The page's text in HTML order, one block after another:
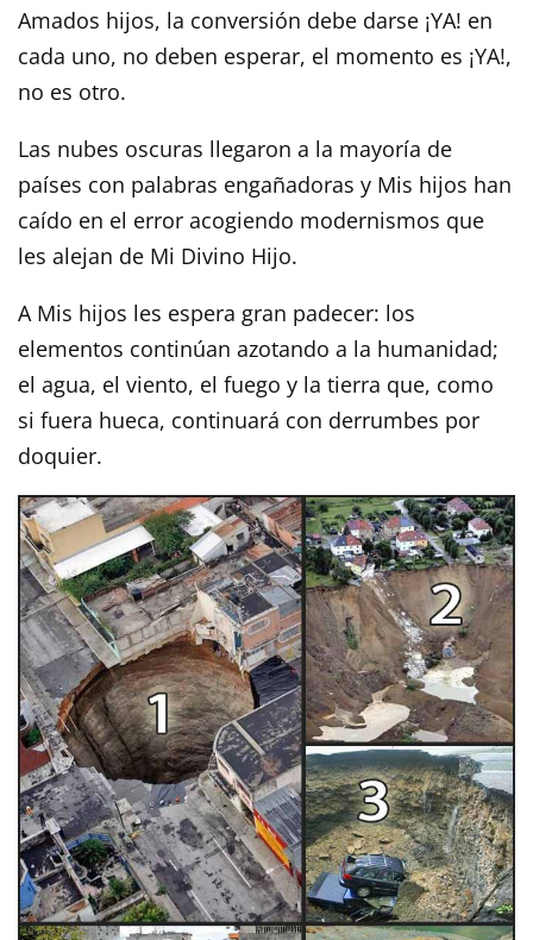
Amados hijos, la conversión debe darse ¡YA! en
cada uno, no deben esperar, el momento es ¡YA!,
no es otro.
Las nubes oscuras llegaron a la mayoría de
países con palabras engañadoras y Mis hijos han
caído en el error acogiendo modernismos que
les alejan de Mi Divino Hijo.
A Mis hijos les espera gran padecer: los
elementos continúan azotando a la humanidad;
el agua, el viento, el fuego y la tierra que, como
si fuera hueca, continuará con derrumbes por
doquier.